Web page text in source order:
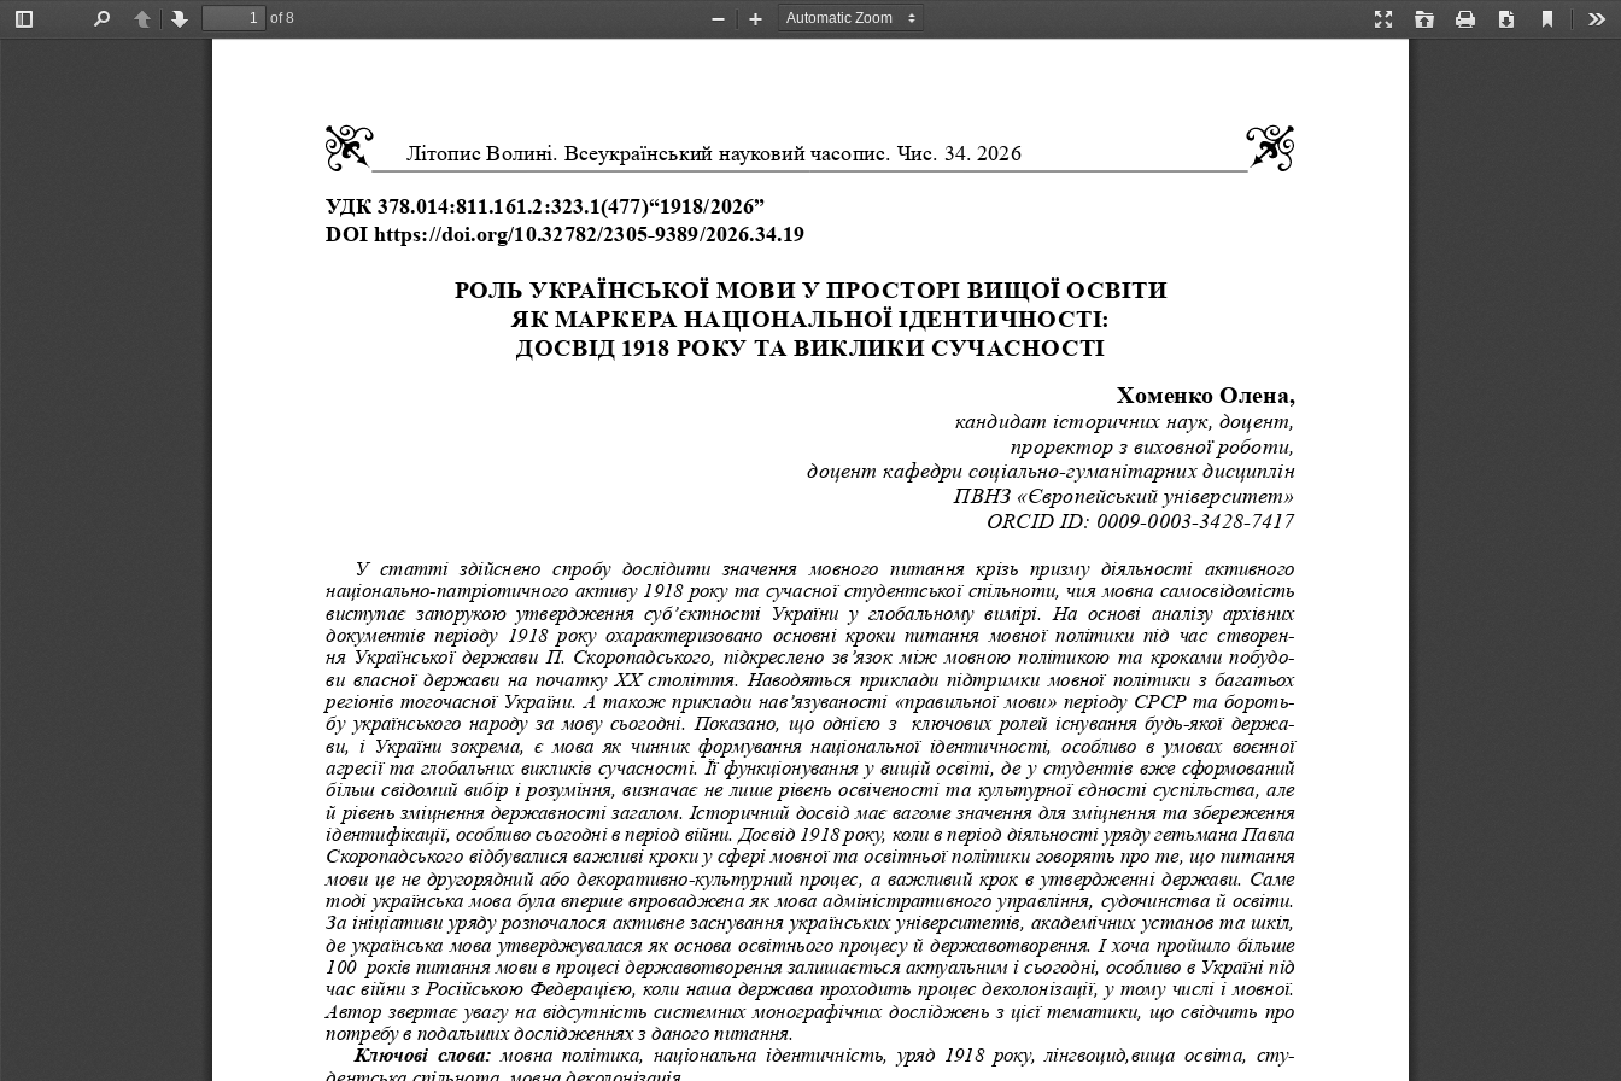
Toggle
PreviousNext
of 8
Presentation
Open Print Download
Current
Zoom
Zoom
Літопис Волині. Всеукраїнський науковий часопис. Чис. 34. 2026
УДК 378.014:811.161.2:323.1(477)“1918/2026”
DOI https://doi.org/10.32782/2305-9389/2026.34.19
РОЛЬ УКРАЇНСЬКОЇ МОВИ У ПРОСТОРІ ВИЩОЇ ОСВІТИ
ЯК МАРКЕРА НАЦІОНАЛЬНОЇ ІДЕНТИЧНОСТІ:
ДОСВІД 1918 РОКУ ТА ВИКЛИКИ СУЧАСНОСТІ
Хоменко Олена,
кандидат історичних наук, доцент,
проректор з виховної роботи,
доцент кафедри соціально-гуманітарних дисциплін
ПВНЗ «Європейський університет»
ORCID ID: 0009-0003-3428-7417
У  статті  здійснено  спробу  дослідити  значення  мовного  питання  крізь  призму  діяльності  активного
національно-патріотичного активу 1918 року та сучасної студентської спільноти, чия мовна самосвідомість
виступає  запорукою  утвердження  суб’єктності  України  у  глобальному  вимірі.  На  основі  аналізу  архівних
документів  періоду  1918  року  охарактеризовано  основні  кроки  питання  мовної  політики  під  час  створен-
ня Української держави П. Скоропадського, підкреслено зв’язок між мовною політикою та кроками побудо-
ви власної держави на початку ХХ століття. Наводяться приклади підтримки мовної політики з багатьох
регіонів тогочасної України. А також приклади нав’язуваності «правильної мови» періоду СРСР та бороть-
бу українського народу за мову сьогодні. Показано, що однією з  ключових ролей існування будь-якої держа-
ви,  і  України  зокрема,  є  мова  як  чинник  формування  національної  ідентичності,  особливо  в  умовах  воєнної
агресії та глобальних викликів сучасності. Її функціонування у вищій освіті, де у студентів вже сформований
більш свідомий вибір і розуміння, визначає не лише рівень освіченості та культурної єдності суспільства, але
й рівень зміцнення державності загалом. Історичний досвід має вагоме значення для зміцнення та збереження
ідентифікації, особливо сьогодні в період війни. Досвід 1918 року, коли в період діяльності уряду гетьмана Павла
Скоропадського відбувалися важливі кроки у сфері мовної та освітньої політики говорять про те, що питання
мови це не другорядний або декоративно-культурний процес, а важливий крок в утвердженні держави. Саме
тоді українська мова була вперше впроваджена як мова адміністративного управління, судочинства й освіти.
За ініціативи уряду розпочалося активне заснування українських університетів, академічних установ та шкіл,
де українська мова утверджувалася як основа освітнього процесу й державотворення. І хоча пройшло більше
100  років питання мови в процесі державотворення залишається актуальним і сьогодні, особливо в Україні під
час війни з Російською Федерацією, коли наша держава проходить процес деколонізації, у тому числі і мовної.
Автор звертає увагу на відсутність системних монографічних досліджень з цієї тематики, що свідчить про
потребу в подальших дослідженнях з даного питання.
Ключові слова: мовна політика, національна ідентичність, уряд 1918 року, лінгвоцид,вища освіта, сту-
дентська спільнота, мовна деколонізація.